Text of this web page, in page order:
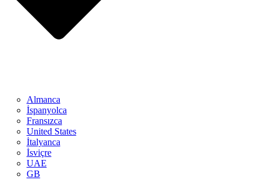
Almanca
İspanyolca
Fransızca
United States
İtalyanca
İsviçre
UAE
GB